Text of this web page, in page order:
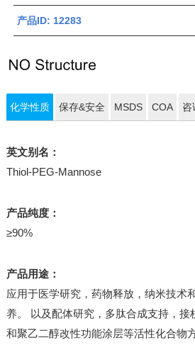
产品ID: 12283
化学性质 保存&安全 MSDS COA 咨
英文别名：
Thiol-PEG-Mannose
产品纯度：
≥90%
产品用途：
应用于医学研究，药物释放，纳米技术
养。 以及配体研究，多肽合成支持，接
和聚乙二醇改性功能涂层等活性化合物方